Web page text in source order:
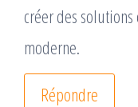
créer des
moderne.
Répondre